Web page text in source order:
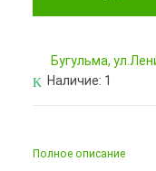
Бугульма,
Наличие: 1
Полное описание